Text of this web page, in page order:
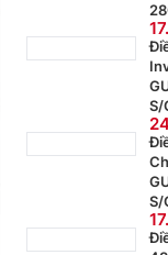
S/
S/